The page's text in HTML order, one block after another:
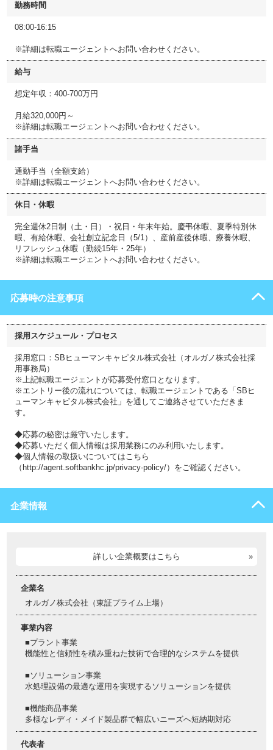
勤務時間
08:00-16:15
※詳細は転職エージェントへお問い合わせください。
給与
想定年収：400-700万円
月給320,000円～
※詳細は転職エージェントへお問い合わせください。
諸手当
通勤手当（全額支給）
※詳細は転職エージェントへお問い合わせください。
休日・休暇
完全週休2日制（土・日）・祝日・年末年始。慶弔休暇、夏季特別休
暇、有給休暇、会社創立記念日（5/1）、産前産後休暇、療養休暇、
リフレッシュ休暇（勤続15年・25年）
※詳細は転職エージェントへお問い合わせください。
応募時の注意事項
採用スケジュール・プロセス
採用窓口：SBヒューマンキャピタル株式会社（オルガノ株式会社採
用事務局）
※上記転職エージェントが応募受付窓口となります。
※エントリー後の流れについては、転職エージェントである「SBヒ
ューマンキャピタル株式会社」を通してご連絡させていただきま
す。
◆応募の秘密は厳守いたします。
◆応募いただく個人情報は採用業務にのみ利用いたします。
◆個人情報の取扱いについてはこちら
（http://agent.softbankhc.jp/privacy-policy/）をご確認ください。
企業情報
詳しい企業概要はこちら
企業名
オルガノ株式会社（東証プライム上場）
事業内容
■プラント事業
機能性と信頼性を積み重ねた技術で合理的なシステムを提供
■ソリューション事業
水処理設備の最適な運用を実現するソリューションを提供
■機能商品事業
多様なレディ・メイド製品群で幅広いニーズへ短納期対応
代表者